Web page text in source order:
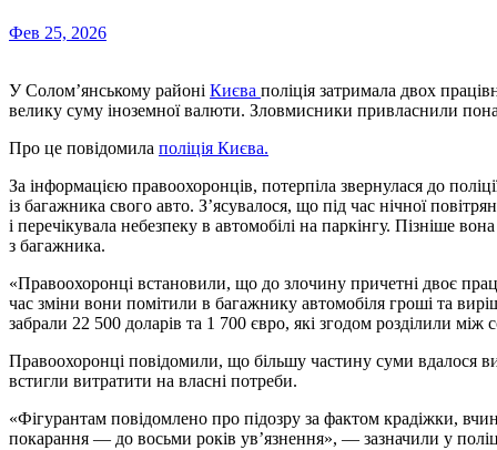
Фев 25, 2026
У Солом’янському районі Києва поліція затримала двох
велику суму іноземної валюти. Зловмисники привласнили
Про це повідомила поліція Києва.
За інформацією правоохоронців, потерпіла звернулася до
із багажника свого авто. З’ясувалося, що під час нічної
і перечікувала небезпеку в автомобілі на паркінгу. Пізніше
з багажника.
«Правоохоронці встановили, що до злочину причетні двоє
час зміни вони помітили в багажнику автомобіля гроші та
забрали 22 500 доларів та 1 700 євро, які згодом розділили
Правоохоронці повідомили, що більшу частину суми вдалося
встигли витратити на власні потреби.
«Фігурантам повідомлено про підозру за фактом крадіжки,
покарання — до восьми років ув’язнення», — зазначили у